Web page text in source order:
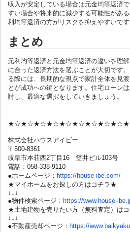
収入が安定している場合は元金均等返済
すい場合や将来的に減少する可能性があ
利均等返済の方がリスクを抑えやすいです
まとめ
元利均等返済と元金均等返済の違いを理
に合った返済方法を選ぶことが大切です
る際には、長期的な視点で家計全体を見
とが成功への鍵となります。住宅ローン
討し、最適な選択をしていきましょう。
株式会社ハウスアイビー
〒500-8361
岐阜市本荘西2丁目16 笠井ビル103号
電話：058-338-9110
●ホームページ： https://house-ibe.com/
★マイホームをお探しの方はコチラ★
↓↓↓
●物件検索ページ： https://www.house-
★土地建物を売りたい方（無料査定）は
↓↓↓
●不動産売却ページ： https://